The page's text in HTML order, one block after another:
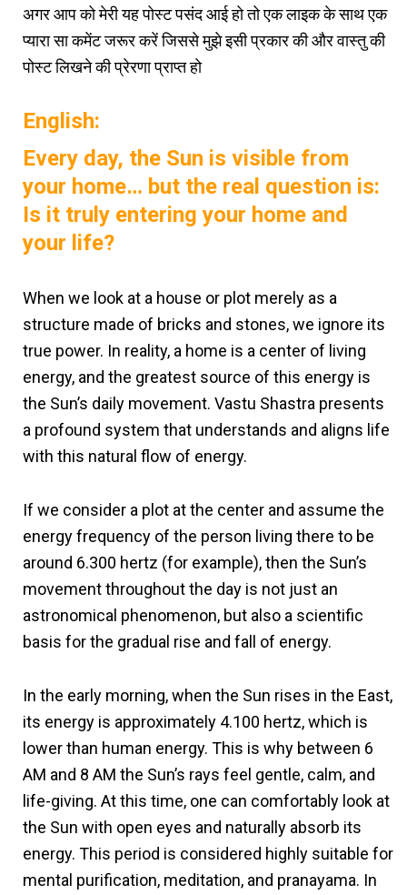
अगर आप को मेरी यह पोस्ट पसंद आई हो तो एक लाइक के साथ एक
प्यारा सा कमेंट जरूर करें जिससे मुझे इसी प्रकार की और वास्तु की
पोस्ट लिखने की प्रेरणा प्राप्त हो
English:
Every day, the Sun is visible from
your home… but the real question is:
Is it truly entering your home and
your life?
When we look at a house or plot merely as a
structure made of bricks and stones, we ignore its
true power. In reality, a home is a center of living
energy, and the greatest source of this energy is
the Sun’s daily movement. Vastu Shastra presents
a profound system that understands and aligns life
with this natural flow of energy.
If we consider a plot at the center and assume the
energy frequency of the person living there to be
around 6.300 hertz (for example), then the Sun’s
movement throughout the day is not just an
astronomical phenomenon, but also a scientific
basis for the gradual rise and fall of energy.
In the early morning, when the Sun rises in the East,
its energy is approximately 4.100 hertz, which is
lower than human energy. This is why between 6
AM and 8 AM the Sun’s rays feel gentle, calm, and
life-giving. At this time, one can comfortably look at
the Sun with open eyes and naturally absorb its
energy. This period is considered highly suitable for
mental purification, meditation, and pranayama. In